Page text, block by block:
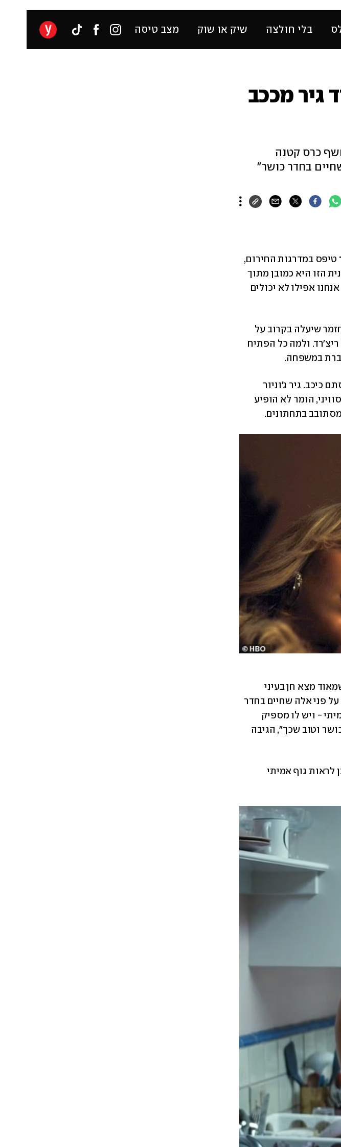
בלי חולצה שיק או שוק מצב טיסה
גיר מככב
וחשף כרס קטנה
בחדר כושר"
. הסצנה האייקונית הזו היא כמובן מתוך
במשפחה.
בתחתונים.